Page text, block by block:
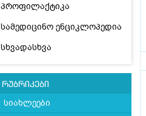
პროფილაქტიკა
სამედიცინო ენციკლოპედია
სხვადასხვა
რუბრიკები
სიახლეები